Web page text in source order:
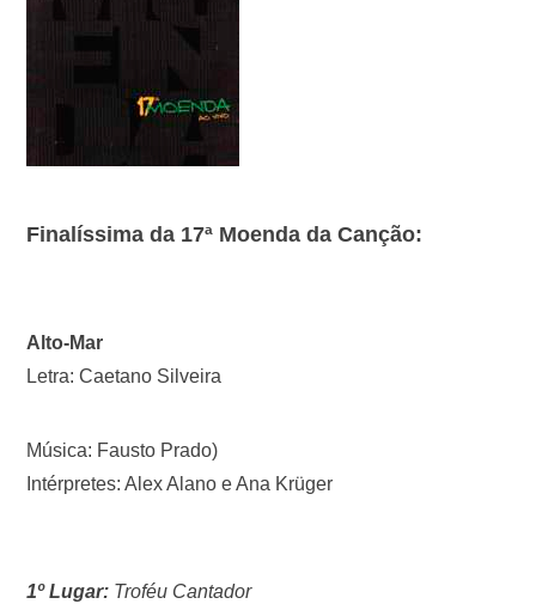
Finalíssima da 17ª Moenda da Canção:
Alto-Mar
Letra: Caetano Silveira
Música: Fausto Prado)
Intérpretes: Alex Alano e Ana Krüger
1º Lugar: Troféu Cantador